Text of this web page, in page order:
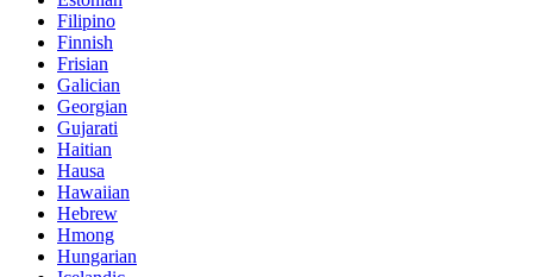
Filipino
Finnish
Frisian
Galician
Georgian
Gujarati
Haitian
Hausa
Hawaiian
Hebrew
Hmong
Hungarian